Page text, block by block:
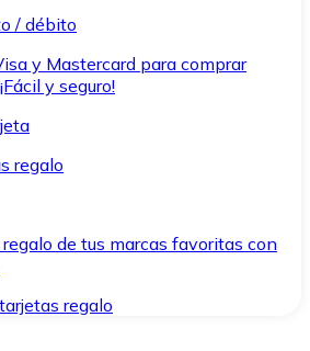
/ débito
y Mastercard para comprar
y seguro!
regalo
de tus marcas favoritas con
regalo